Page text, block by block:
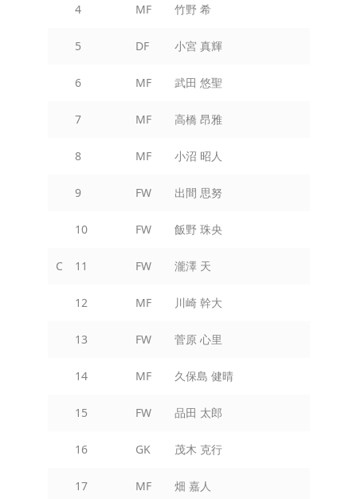
4 MF 竹野 希
5 DF 小宮 真輝
6 MF 武田 悠聖
7 MF 高橋 昂雅
8 MF 小沼 昭人
9 FW 出間 思努
10 FW 飯野 珠央
C 11 FW 瀧澤 天
12 MF 川崎 幹大
13 FW 菅原 心里
14 MF 久保島 健晴
15 FW 品田 太郎
16 GK 茂木 克行
17 MF 畑 嘉人